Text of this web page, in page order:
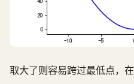
取大了则容易跨过最低点，